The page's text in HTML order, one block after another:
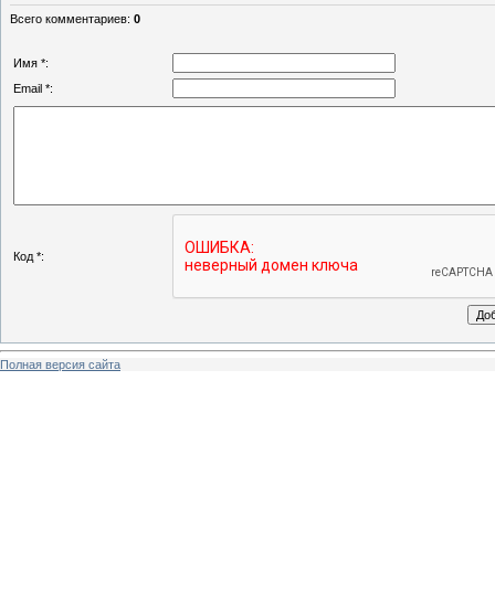
Всего комментариев: 0
Имя *:
Email *:
Код *:
Полная версия сайта